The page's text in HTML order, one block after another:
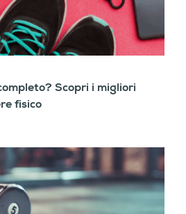
Scopri i migliori
fisico